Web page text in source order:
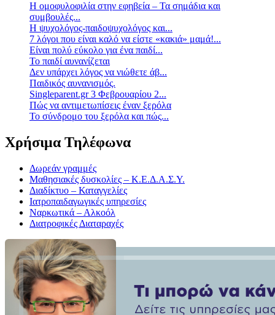
Η ομοφυλοφιλία στην εφηβεία – Τα σημάδια και
συμβουλές...
Η ψυχολόγος-παιδοψυχολόγος και...
7 λόγοι που είναι καλό να είστε «κακιά» μαμά!...
Είναι πολύ εύκολο για ένα παιδί...
Το παιδί αυνανίζεται
Δεν υπάρχει λόγος να νιώθετε άβ...
Παιδικός αυνανισμός.
Singleparent.gr 3 Φεβρουαρίου 2...
Πώς να αντιμετωπίσεις έναν ξερόλα
Το σύνδρομο του ξερόλα και πώς...
Χρήσιμα Τηλέφωνα
Δωρεάν γραμμές
Μαθησιακές δυσκολίες – Κ.Ε.Δ.Α.Σ.Υ.
Διαδίκτυο – Καταγγελίες
Ιατροπαιδαγωγικές υπηρεσίες
Ναρκωτικά – Αλκοόλ
Διατροφικές Διαταραχές